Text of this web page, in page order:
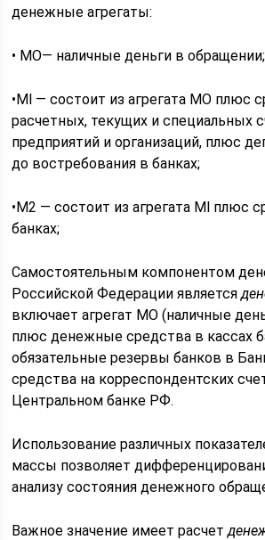
денежные агрегаты:
• МО— наличные деньги в обращении;
•Ml — состоит из агрегата МО плюс
расчетных, текущих и специальных
предприятий и организаций, плюс
до востребования в банках;
•М2 — состоит из агрегата Ml плюс
банках;
Самостоятельным компонентом
Российской Федерации является
включает агрегат МО (наличные
плюс денежные средства в кассах
обязательные резервы банков в
средства на корреспондентских
Центральном банке РФ.
Использование различных
массы позволяет
анализу состояния денежного
Важное значение имеет расчет